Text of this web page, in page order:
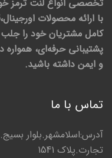
تخصصی انواع لنت ترمز
با ارائه محصولات
کامل مشتریان خود را
پشتیبانی حرفه‌ای،
و ایمن داشته باشید.
تماس با ما
آدرس:اسلامشهر.بلوار
تجارت.پلاک 1541